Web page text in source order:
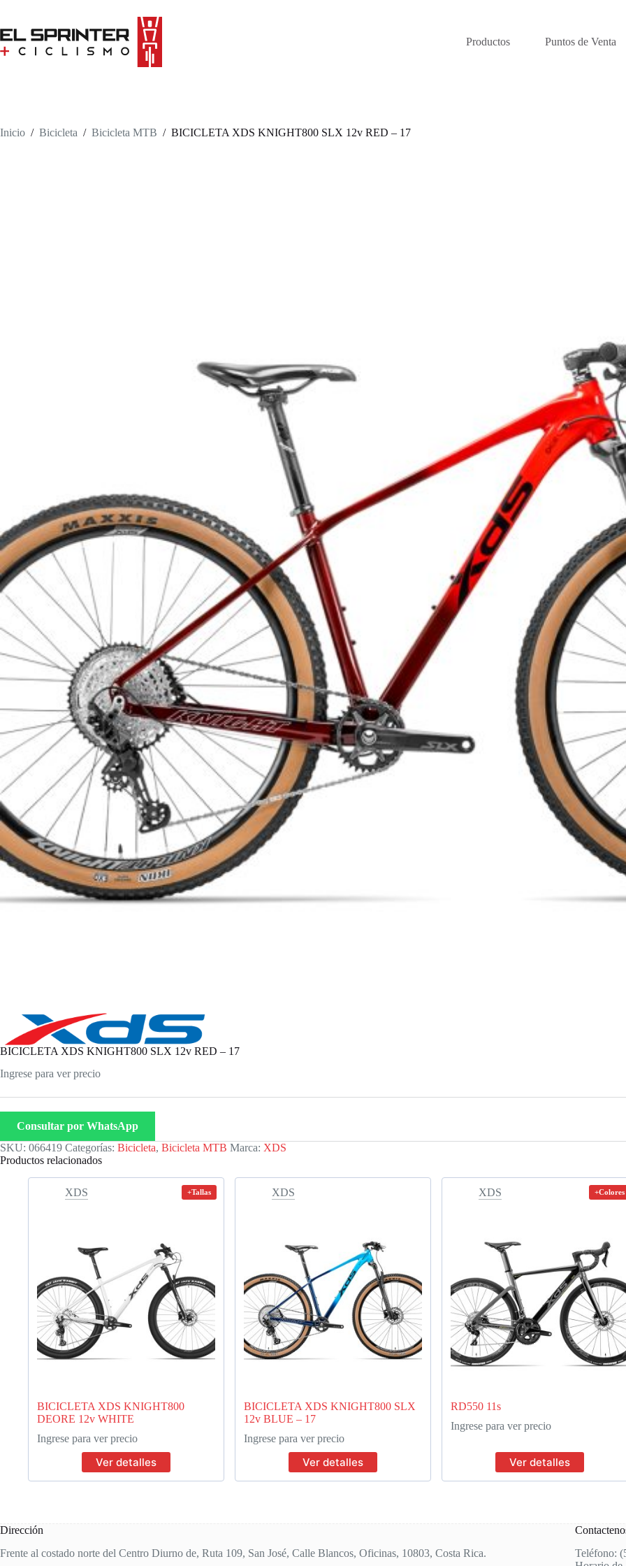
content
Productos
Puntos de Venta
Inicio / Bicicleta / Bicicleta MTB / BICICLETA XDS KNIGHT800 SLX 12v RED – 17
BICICLETA XDS KNIGHT800 SLX 12v RED – 17
Ingrese para ver precio
Consultar por WhatsApp
SKU: 066419 Categorías: Bicicleta, Bicicleta MTB Marca: XDS
Productos relacionados
XDS +Tallas
BICICLETA XDS KNIGHT800
DEORE 12v WHITE
Ingrese para ver precio
Ver detalles
XDS
BICICLETA XDS KNIGHT800 SLX
12v BLUE – 17
Ingrese para ver precio
Ver detalles
XDS +Colores
RD550 11s
Ingrese para ver precio
Ver detalles
Dirección
Frente al costado norte del Centro Diurno de, Ruta 109, San José, Calle Blancos, Oficinas, 10803, Costa Rica.
Teléfono: